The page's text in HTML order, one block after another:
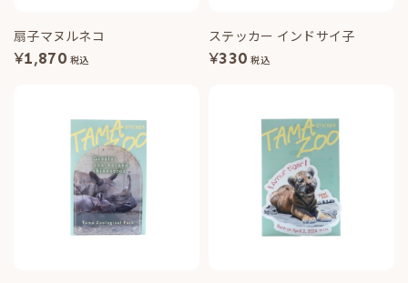
扇子マヌルネコ
¥1,870 税込
ステッカー インドサイ子
¥330 税込